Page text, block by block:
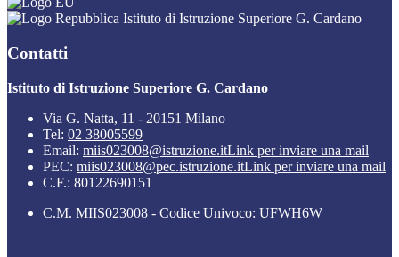
Istituto di Istruzione Superiore G. Cardano
Contatti
Istituto di Istruzione Superiore G. Cardano
Via G. Natta, 11 - 20151 Milano
Tel: 02 38005599
Email: miis023008@istruzione.itLink per inviare una mail
PEC: miis023008@pec.istruzione.itLink per inviare una mail
C.F.: 80122690151
C.M. MIIS023008 - Codice Univoco: UFWH6W